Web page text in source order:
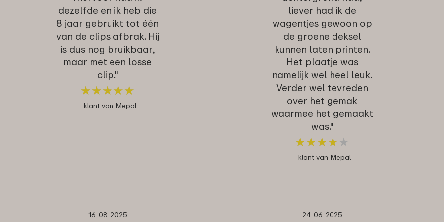
dezelfde en ik heb die
8 jaar gebruikt tot één
van de clips afbrak. Hij
is dus nog bruikbaar,
maar met een losse
clip."
★★★★★
★★★★★
klant van Mepal
liever had ik de
wagentjes gewoon op
de groene deksel
kunnen laten printen.
Het plaatje was
namelijk wel heel leuk.
Verder wel tevreden
over het gemak
waarmee het gemaakt
was."
★★★★ ★
★★★★ ★
klant van Mepal
16-08-2025 24-06-2025